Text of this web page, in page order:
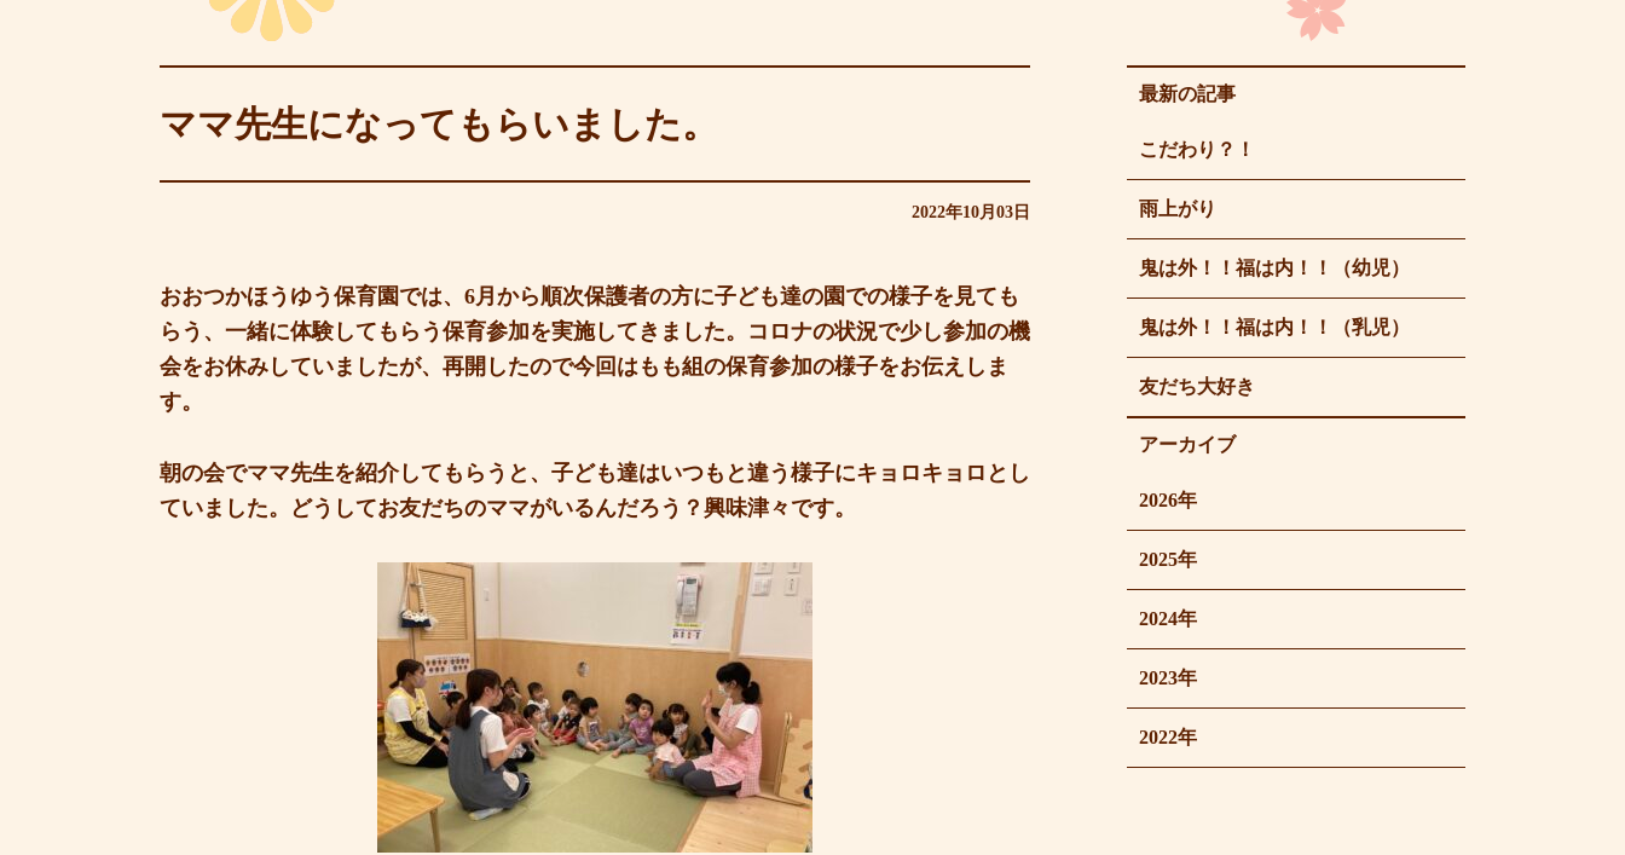
ママ先生になってもらいました。
2022年10月03日
おおつかほうゆう保育園では、6月から順次保護者の方に子ども達の園での様子を見ても
らう、一緒に体験してもらう保育参加を実施してきました。コロナの状況で少し参加の機
会をお休みしていましたが、再開したので今回はもも組の保育参加の様子をお伝えしま
す。
朝の会でママ先生を紹介してもらうと、子ども達はいつもと違う様子にキョロキョロとし
ていました。どうしてお友だちのママがいるんだろう？興味津々です。
最新の記事
こだわり？！
雨上がり
鬼は外！！福は内！！（幼児）
鬼は外！！福は内！！（乳児）
友だち大好き
アーカイブ
2026年
2025年
2024年
2023年
2022年